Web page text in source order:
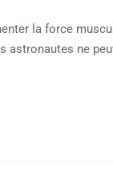
la force
astronautes ne